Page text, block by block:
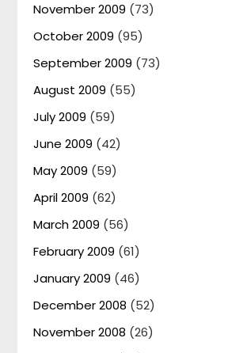
November 2009 (73)
October 2009 (95)
September 2009 (73)
August 2009 (55)
July 2009 (59)
June 2009 (42)
May 2009 (59)
April 2009 (62)
March 2009 (56)
February 2009 (61)
January 2009 (46)
December 2008 (52)
November 2008 (26)